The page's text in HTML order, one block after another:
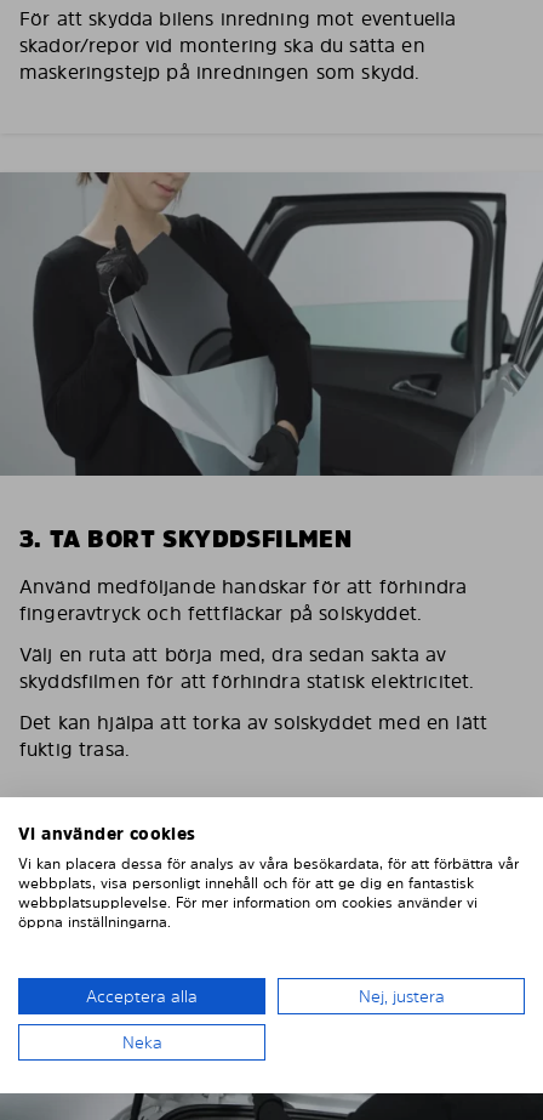
För att skydda bilens inredning mot eventuella
skador/repor vid montering ska du sätta en
maskeringstejp på inredningen som skydd.
3. TA BORT SKYDDSFILMEN
Använd medföljande handskar för att förhindra
fingeravtryck och fettfläckar på solskyddet.
Välj en ruta att börja med, dra sedan sakta av
skyddsfilmen för att förhindra statisk elektricitet.
Det kan hjälpa att torka av solskyddet med en lätt
fuktig trasa.
Vi använder cookies
Vi kan placera dessa för analys av våra besökardata, för att förbättra vår
webbplats, visa personligt innehåll och för att ge dig en fantastisk
webbplatsupplevelse. För mer information om cookies använder vi
öppna inställningarna.
Acceptera alla Nej, justera
Neka